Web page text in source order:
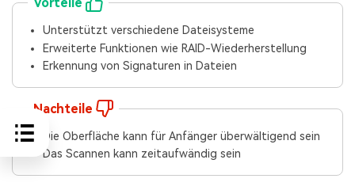
Unterstützt verschiedene Dateisysteme
Erweiterte Funktionen wie RAID-Wiederherstellung
Erkennung von Signaturen in Dateien
Nachteile
Die Oberfläche kann für Anfänger überwältigend sein
Das Scannen kann zeitaufwändig sein